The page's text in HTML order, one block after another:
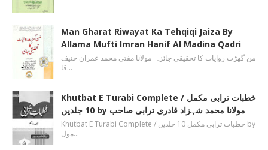
Man Gharat Riwayat Ka Tehqiqi Jaiza By
Allama Mufti Imran Hanif Al Madina Qadri
من گھڑت روایات کا تحقیقی جائزہ مولانا مفتی محمد عمران حنیف
قا…
Khutbat E Turabi Complete / خطبات ترابی مکمل
10 جلدیں by مولانا محمد شہزاد قادری ترابی صاحب
Khutbat E Turabi Complete / خطبات ترابی مکمل 10 جلدیں by
مول…